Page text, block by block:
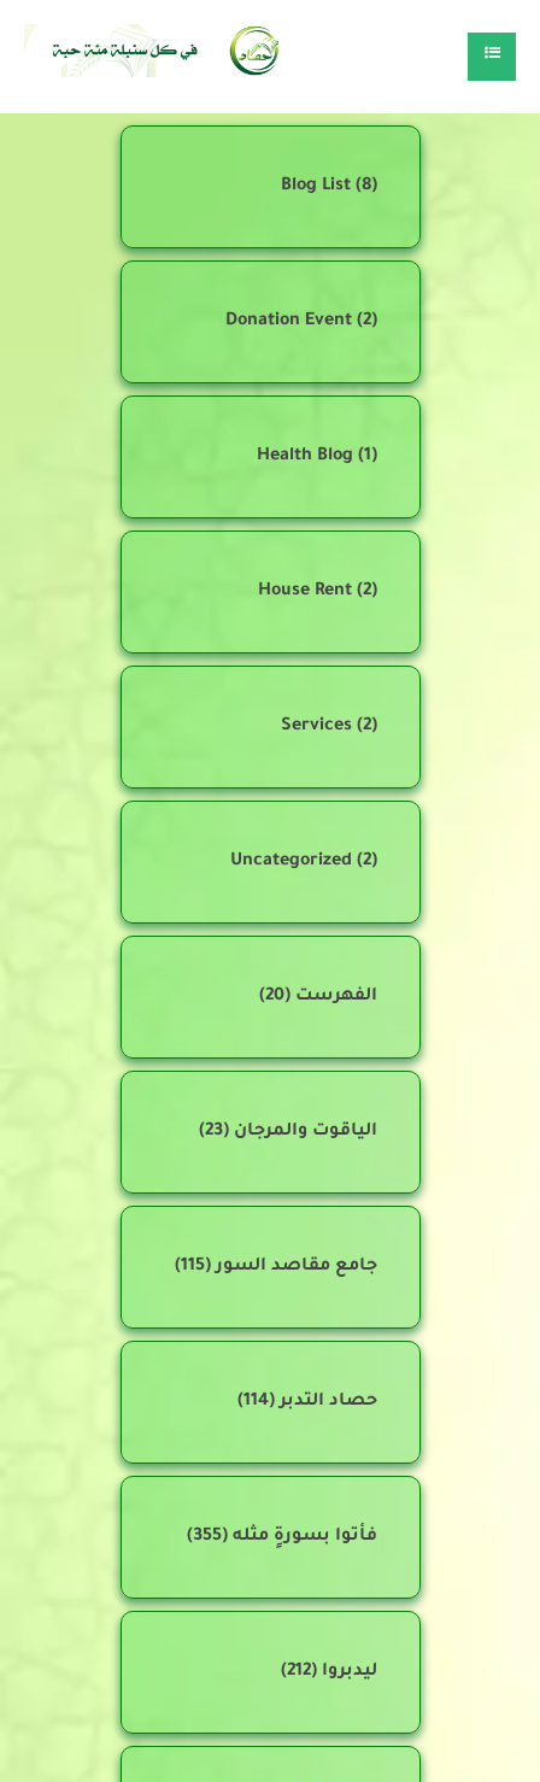
Blog List(8)
Donation Event(2)
Health Blog (1)
House Rent(2)
Services(2)
Uncategorized (2)
الفهرست (20)
الياقوت والمرجان (23)
جامع مقاصد السور(115)
حصاد التدبر(114)
فأتوا بسورةٍ مثله (355)
ليدبروا (212)